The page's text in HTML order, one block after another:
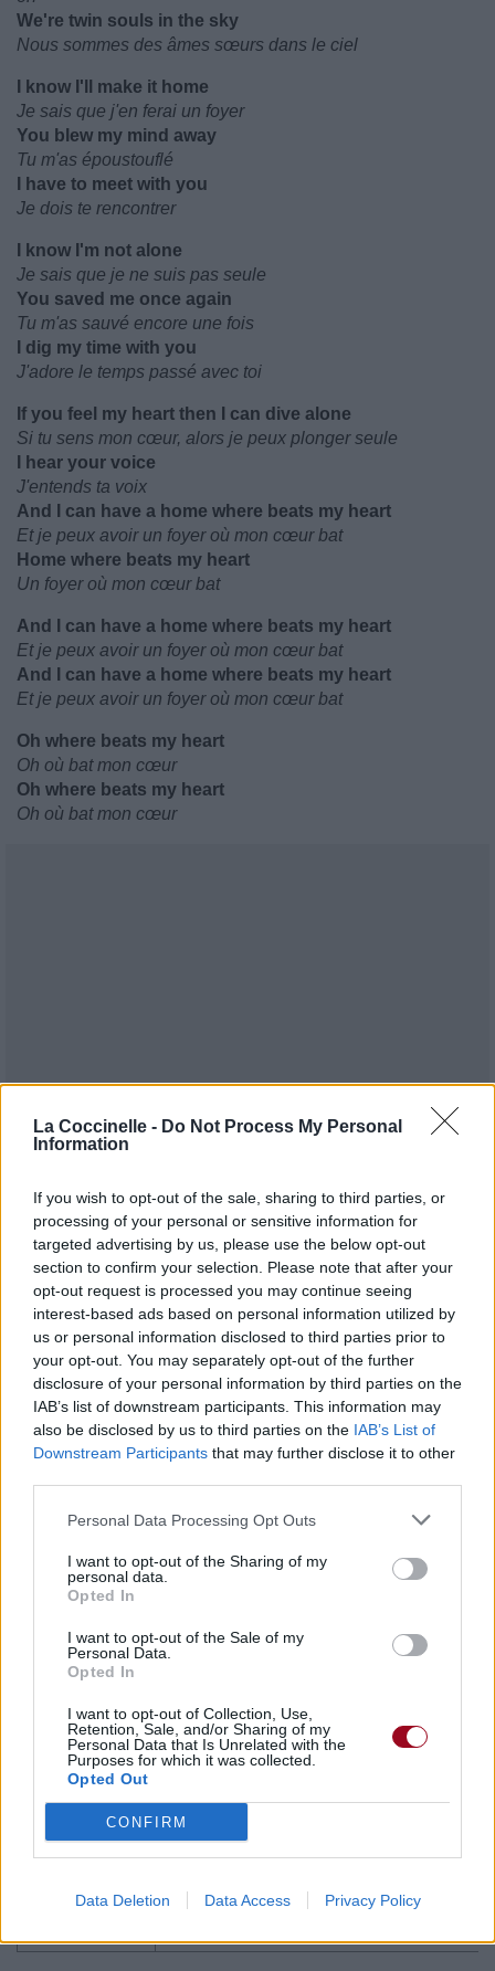
La Coccinelle - Do Not Process My Personal
Information
If you wish to opt-out of the sale, sharing to third parties, or
processing of your personal or sensitive information for
targeted advertising by us, please use the below opt-out
section to confirm your selection. Please note that after your
opt-out request is processed you may continue seeing
interest-based ads based on personal information utilized by
us or personal information disclosed to third parties prior to
your opt-out. You may separately opt-out of the further
disclosure of your personal information by third parties on the
IAB’s list of downstream participants. This information may
also be disclosed by us to third parties on the IAB’s List of
Downstream Participants that may further disclose it to other
Personal Data Processing Opt Outs
I want to opt-out of the Sharing of my
personal data.
Opted In
I want to opt-out of the Sale of my
Personal Data.
Opted In
I want to opt-out of Collection, Use,
Retention, Sale, and/or Sharing of my
Personal Data that Is Unrelated with the
Purposes for which it was collected.
Opted Out
CONFIRM
Data Deletion Data Access Privacy Policy
We're twin souls in the sky
Nous sommes des âmes sœurs dans le ciel
I know I'll make it home
Je sais que j'en ferai un foyer
You blew my mind away
Tu m'as époustouflé
I have to meet with you
Je dois te rencontrer
I know I'm not alone
Je sais que je ne suis pas seule
You saved me once again
Tu m'as sauvé encore une fois
I dig my time with you
J'adore le temps passé avec toi
If you feel my heart then I can dive alone
Si tu sens mon cœur, alors je peux plonger seule
I hear your voice
J'entends ta voix
And I can have a home where beats my heart
Et je peux avoir un foyer où mon cœur bat
Home where beats my heart
Un foyer où mon cœur bat
And I can have a home where beats my heart
Et je peux avoir un foyer où mon cœur bat
And I can have a home where beats my heart
Et je peux avoir un foyer où mon cœur bat
Oh where beats my heart
Oh où bat mon cœur
Oh where beats my heart
Oh où bat mon cœur
le 15 juillet 2018 à
8h36.
Chanteurs : Cats on Trees
Albums : Neon
⇑
Paroles + Traduction Téléchargement
Vidéos
Commentaires
Pour prolonger le plaisir musical :
Vous aimez chanter, apprenez la guitare chez
Télécharger légalement les MP3 ou trouver le CD sur
Trouver des vinyles et des CD sur
meilleur prix sur
Paroles + Traduction Téléchargement
Vidéos